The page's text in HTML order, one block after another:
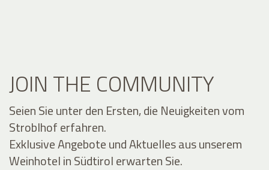
JOIN THE COMMUNITY
Seien Sie unter den Ersten, die Neuigkeiten vom
Stroblhof erfahren.
Exklusive Angebote und Aktuelles aus unserem
Weinhotel in Südtirol erwarten Sie.